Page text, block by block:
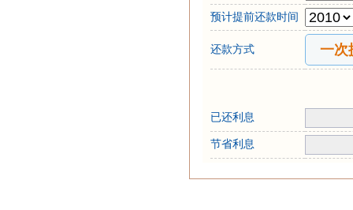
预计提前还款时间
还款方式 一次
已还利息
节省利息